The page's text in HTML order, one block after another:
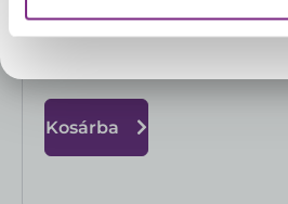
Pannonhalmi
Kosárba
Pannonhalmi Főapátság